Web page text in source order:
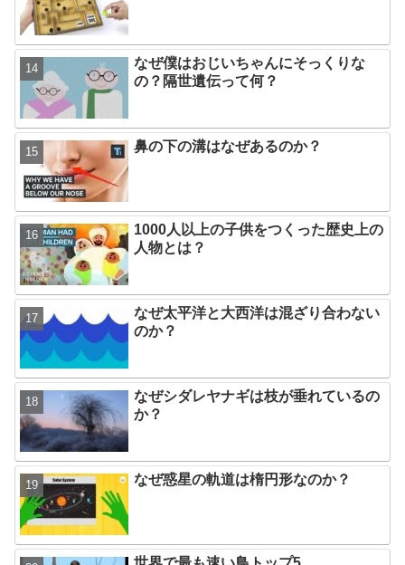
なぜ僕はおじいちゃんにそっくりな
の？隔世遺伝って何？
鼻の下の溝はなぜあるのか？
1000人以上の子供をつくった歴史上の
人物とは？
なぜ太平洋と大西洋は混ざり合わない
のか？
なぜシダレヤナギは枝が垂れているの
か？
なぜ惑星の軌道は楕円形なのか？